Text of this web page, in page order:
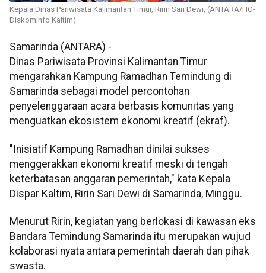
Kepala Dinas Pariwisata Kalimantan Timur, Ririn Sari Dewi, (ANTARA/HO-
Diskominfo Kaltim)
Samarinda (ANTARA) -
Dinas Pariwisata Provinsi Kalimantan Timur
mengarahkan Kampung Ramadhan Temindung di
Samarinda sebagai model percontohan
penyelenggaraan acara berbasis komunitas yang
menguatkan ekosistem ekonomi kreatif (ekraf).
"Inisiatif Kampung Ramadhan dinilai sukses
menggerakkan ekonomi kreatif meski di tengah
keterbatasan anggaran pemerintah," kata Kepala
Dispar Kaltim, Ririn Sari Dewi di Samarinda, Minggu.
Menurut Ririn, kegiatan yang berlokasi di kawasan eks
Bandara Temindung Samarinda itu merupakan wujud
kolaborasi nyata antara pemerintah daerah dan pihak
swasta.